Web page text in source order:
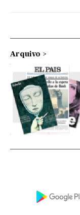
Arquivo